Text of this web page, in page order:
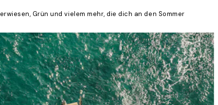
Grün und vielem mehr, die dich an den Sommer